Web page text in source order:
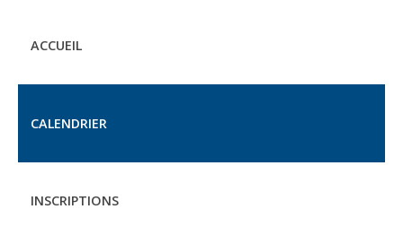
ACCUEIL
CALENDRIER
INSCRIPTIONS